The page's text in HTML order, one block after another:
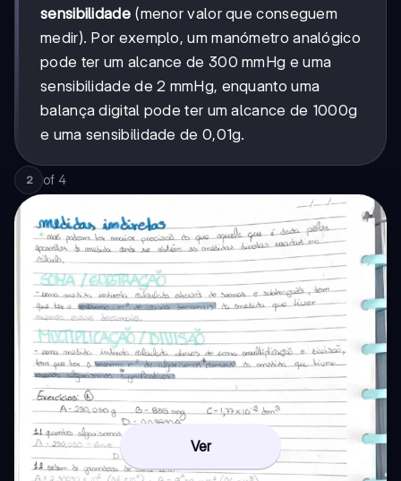
sensibilidade(menor valor que conseguem
medir). Por exemplo, um manómetro analógico
pode ter um alcance de 300 mmHg e uma
sensibilidade de 2 mmHg, enquanto uma
balança digital pode ter um alcance de 1000g
e uma sensibilidade de 0,01g.
2 of 4
Ver